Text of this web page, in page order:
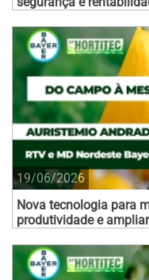
19/06/2026
Nova tecnologia para
produtividade e